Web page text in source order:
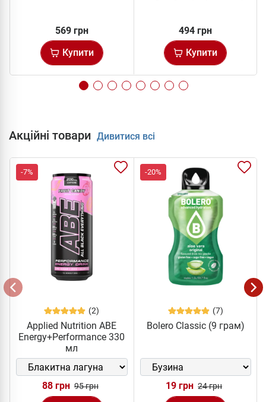
569 грн
Купити
494 грн
Купити
Акційні товари Дивитися всі
-7%
(2)
Applied Nutrition ABE
Energy+Performance 330
мл
88 грн 95 грн
-20%
(7)
Bolero Classic (9 грам)
19 грн 24 грн